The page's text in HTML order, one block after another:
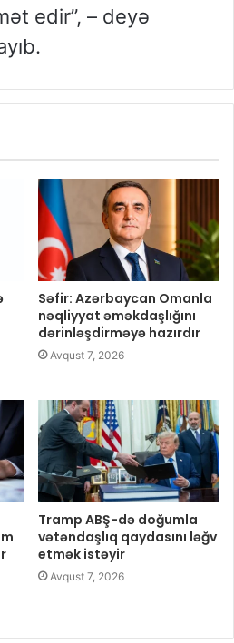
edir”, – deyə
Səfir: Azərbaycan Omanla
nəqliyyat əməkdaşlığını
dərinləşdirməyə hazırdır
Avqust 7, 2026
Tramp ABŞ-də doğumla
vətəndaşlıq qaydasını ləğv
etmək istəyir
Avqust 7, 2026